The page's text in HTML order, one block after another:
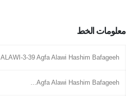
معلومات الخط
ALAWI-3-39 Agfa Alawi Hashim Bafageeh...
Agfa Alawi Hashim Bafageeh...